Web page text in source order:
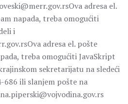
adresa el.
napada, treba omogućiti
i
adresa el. pošte
treba omogućiti JavaSkript
sekretarijatu na sledeći
ili slanjem pošte na